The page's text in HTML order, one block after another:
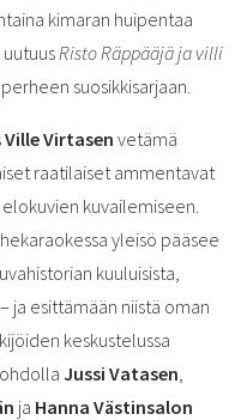
kimaran huipentaa
Risto Räppääjä ja villi
suosikkisarjaan.
Ville Virtasen vetämä
raatilaiset ammentavat
kuvailemiseen.
yleisö pääsee
kuuluisista,
ja esittämään niistä oman
keskustelussa
Jussi Vatasen
ja Hanna Västinsalon